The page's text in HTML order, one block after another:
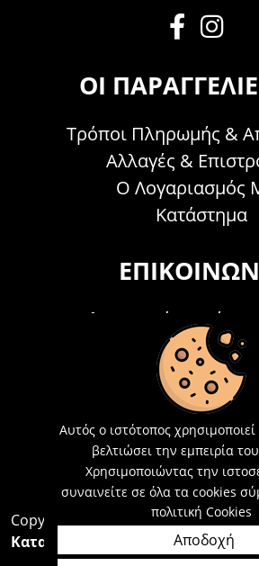
ΟΙ
Τρόποι Πληρωμής &
Αλλαγές &
Ο Λογαριασμός
Κατάστημα
Τηλεφωνικά Δευτέρα -
09:00 - 15:00
Τ: 26214 00104
Copyright 2026,
Acosmetics
Κατασκευή Ιστοσελίδων
Αυτός ο ιστότοπος
βελτιώσει την εμπειρία
Χρησιμοποιώντας την
συναινείτε σε όλα τα cookies
πολιτική Cookies
Αποδοχή